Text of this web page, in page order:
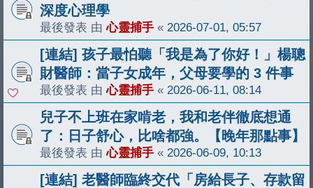
深度心理學
最後發表 由心靈捕手 « 2026-07-01, 05:57
[連結] 孩子最怕聽「我是為了你好！」楊聰
財醫師：當子女成年，父母要學的 3 件事
最後發表 由心靈捕手 « 2026-06-11, 08:14
兒子不上班在家啃老，我和老伴徹底想通
了：日子舒心，比啥都強。【晚年那點事】
最後發表 由心靈捕手 « 2026-06-09, 10:13
[連結] 老醫師臨終交代「房給長子、存款留